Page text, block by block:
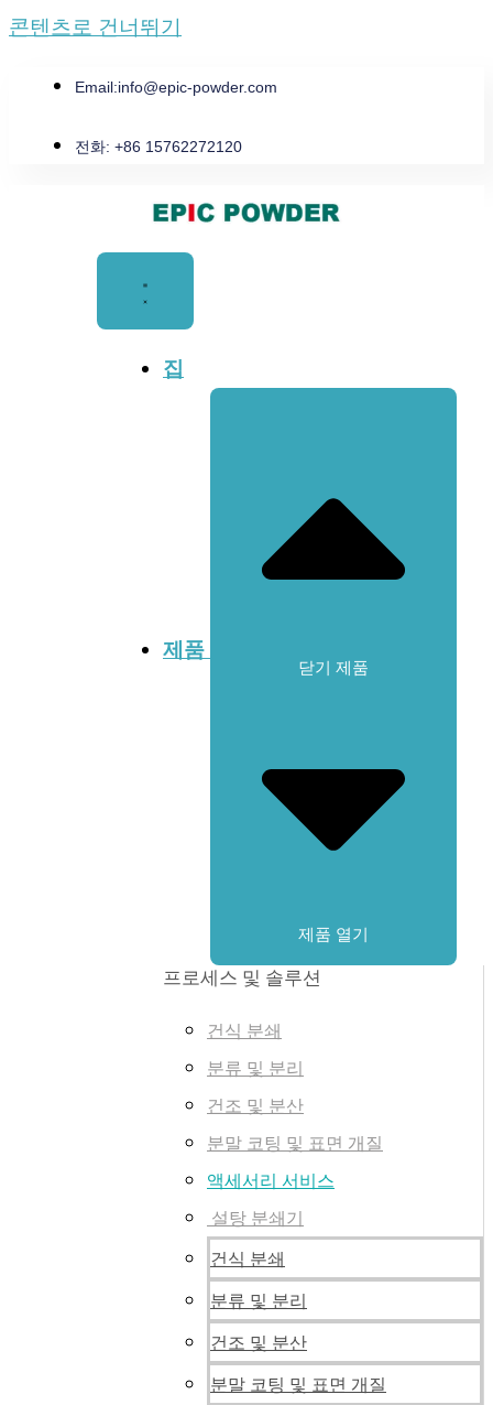
콘텐츠로 건너뛰기
Email:info@epic-powder.com
전화: +86 15762272120
집
제품
닫기 제품
제품 열기
프로세스 및 솔루션
건식 분쇄
분류 및 분리
건조 및 분산
분말 코팅 및 표면 개질
액세서리 서비스
설탕 분쇄기
건식 분쇄
분류 및 분리
건조 및 분산
분말 코팅 및 표면 개질